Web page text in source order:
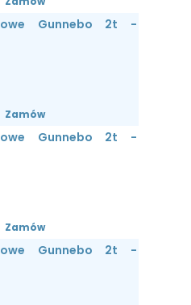
Gunnebo 2t -
Zamów
Gunnebo 2t -
Zamów
Gunnebo 2t -